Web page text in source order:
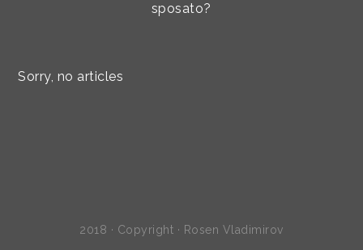
sposato?
Sorry, no articles
2018 · Copyright · Rosen Vladimirov